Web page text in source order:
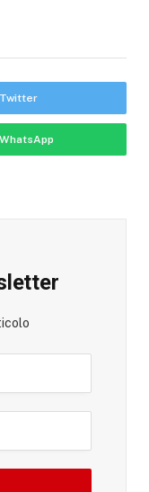
Twitter
WhatsApp